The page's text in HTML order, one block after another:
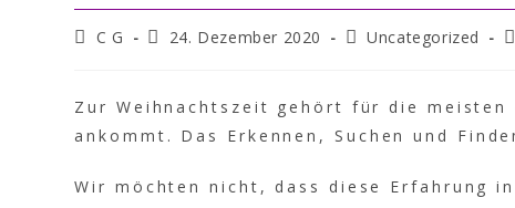
C G 24. Dezember 2020 Uncategorized
Zur Weihnachtszeit gehört für die meisten
ankommt. Das Erkennen, Suchen und
Wir möchten nicht, dass diese Erfahrung